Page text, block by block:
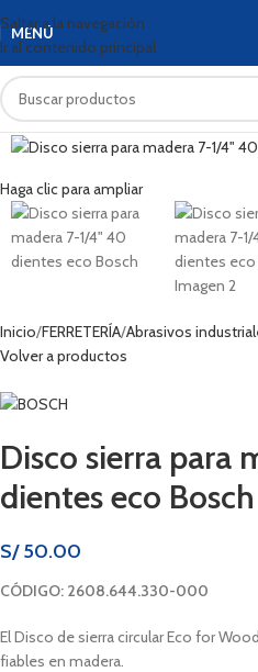
Saltar a la navegación
Ir al contenido principal
MENÚ
Haga clic para ampliar
Inicio FERRETERÍA Abrasivos
Volver a productos
Disco sierra para
dientes eco Bosch
S/50.00
CÓDIGO: 2608.644.330-000
El Disco de sierra circular Eco for
fiables en madera.